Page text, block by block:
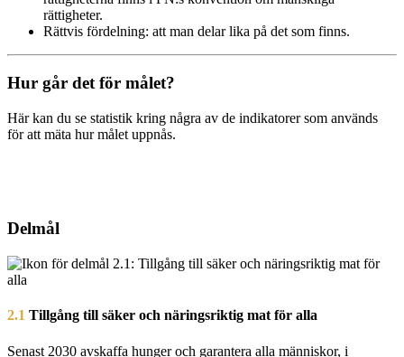
rättigheter.
Rättvis fördelning: att man delar lika på det som finns.
Hur går det för målet?
Här kan du se statistik kring några av de indikatorer som används
för att mäta hur målet uppnås.
Delmål
2.1 Tillgång till säker och näringsriktig mat för alla
Senast 2030 avskaffa hunger och garantera alla människor, i